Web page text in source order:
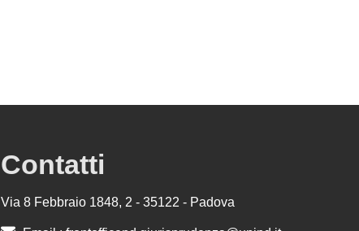
Contatti
Via 8 Febbraio 1848, 2 - 35122 - Padova